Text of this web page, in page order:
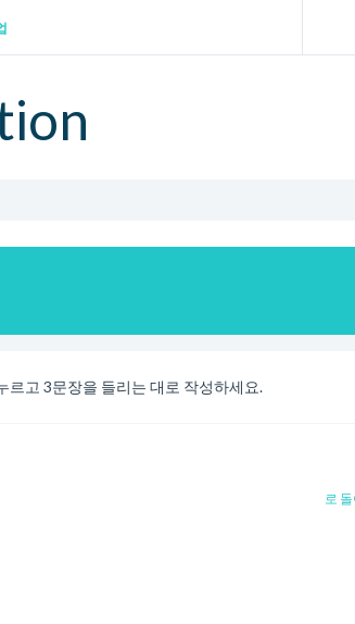
르고 3문장을 들리는 대로 작성하세요.
로